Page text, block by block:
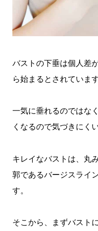
バストの下垂は個人差
ら始まるとされています
一気に垂れるのではな
くなるので気づきにく
キレイなバストは、丸
郭であるバージスライ
す。
そこから、まずバスト